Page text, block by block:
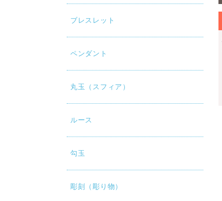
ブレスレット
ペンダント
丸玉（スフィア）
ルース
勾玉
彫刻（彫り物）